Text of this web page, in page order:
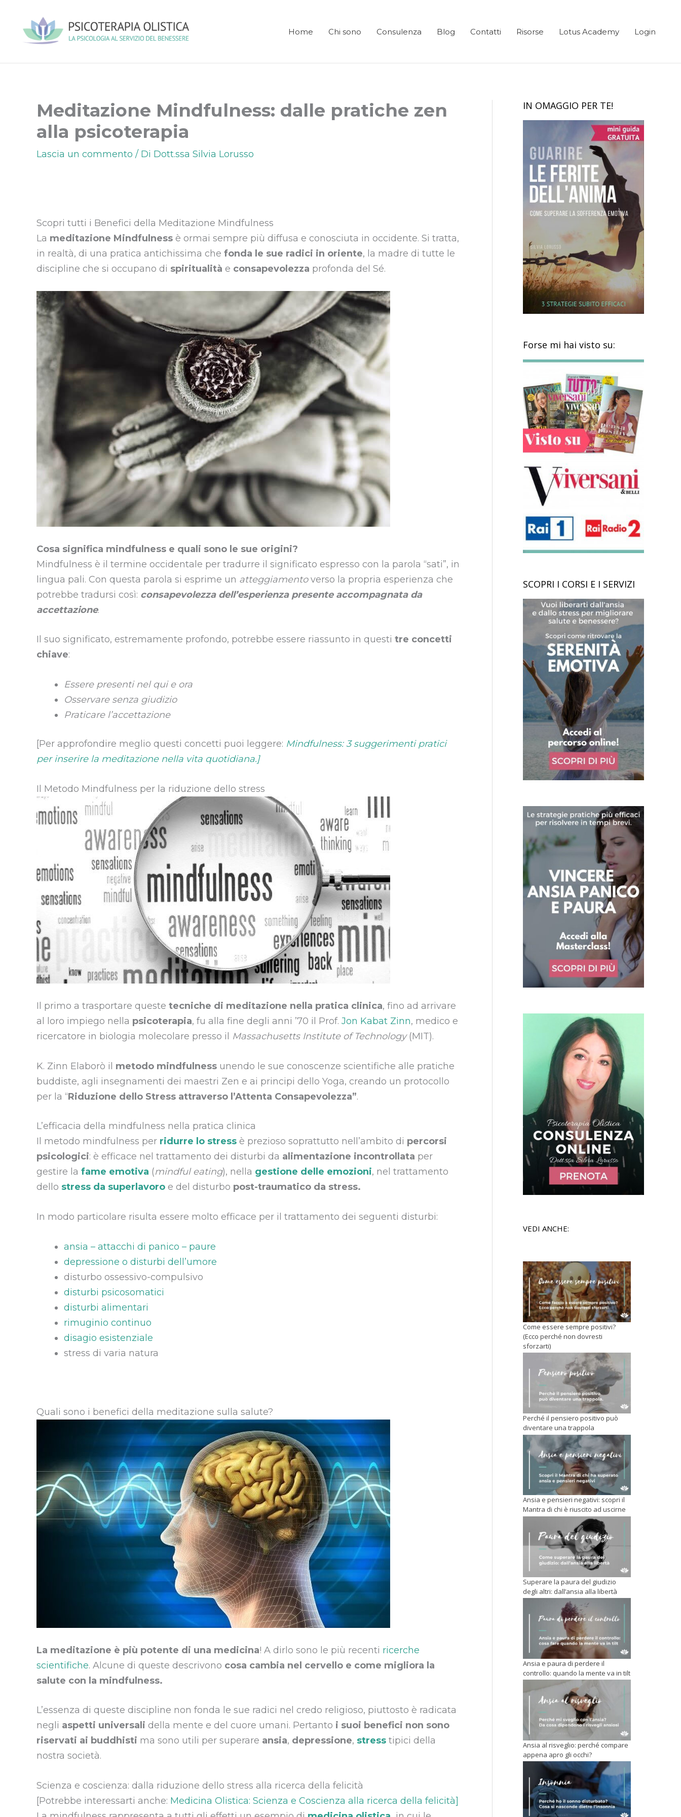
contenuto
Home Chi sono Consulenza Blog Contatti Risorse Lotus Academy Login
Meditazione Mindfulness: dalle pratiche zen
alla psicoterapia
Lascia un commento / Di Dott.ssa Silvia Lorusso
Scopri tutti i Benefici della Meditazione Mindfulness
La meditazione Mindfulness è ormai sempre più diffusa e conosciuta in occidente. Si tratta,
in realtà, di una pratica antichissima che fonda le sue radici in oriente, la madre di tutte le
discipline che si occupano di spiritualità e consapevolezza profonda del Sé.
Cosa significa mindfulness e quali sono le sue origini?
Mindfulness è il termine occidentale per tradurre il significato espresso con la parola “sati”, in
lingua pali. Con questa parola si esprime un atteggiamentoverso la propria esperienza che
potrebbe tradursi così: consapevolezza dell’esperienza presente accompagnata da
accettazione.
Il suo significato, estremamente profondo, potrebbe essere riassunto in questi tre concetti
chiave:
Essere presenti nel qui e ora
Osservare senza giudizio
Praticare l’accettazione
[Per approfondire meglio questi concetti puoi leggere: Mindfulness: 3 suggerimenti pratici
per inserire la meditazione nella vita quotidiana.]
Il Metodo Mindfulness per la riduzione dello stress
Il primo a trasportare queste tecniche di meditazione nella pratica clinica, fino ad arrivare
al loro impiego nella psicoterapia, fu alla fine degli anni ’70 il Prof. Jon Kabat Zinn, medico e
ricercatore in biologia molecolare presso il Massachusetts Institute of Technology(MIT).
K. Zinn Elaborò il metodo mindfulness unendo le sue conoscenze scientifiche alle pratiche
buddiste, agli insegnamenti dei maestri Zen e ai principi dello Yoga, creando un protocollo
per la “Riduzione dello Stress attraverso l’Attenta Consapevolezza”.
L’efficacia della mindfulness nella pratica clinica
Il metodo mindfulness per ridurre lo stress è prezioso soprattutto nell’ambito di percorsi
psicologici: è efficace nel trattamento dei disturbi da alimentazione incontrollata per
gestire la fame emotiva (mindful eating), nella gestione delle emozioni, nel trattamento
dello stress da superlavoro e del disturbo post-traumatico da stress.
In modo particolare risulta essere molto efficace per il trattamento dei seguenti disturbi:
ansia – attacchi di panico – paure
depressione o disturbi dell’umore
disturbo ossessivo-compulsivo
disturbi psicosomatici
disturbi alimentari
rimuginio continuo
disagio esistenziale
stress di varia natura
Quali sono i benefici della meditazione sulla salute?
La meditazione è più potente di una medicina! A dirlo sono le più recenti ricerche
scientifiche. Alcune di queste descrivono cosa cambia nel cervello e come migliora la
salute con la mindfulness.
L’essenza di queste discipline non fonda le sue radici nel credo religioso, piuttosto è radicata
negli aspetti universali della mente e del cuore umani. Pertanto i suoi benefici non sono
riservati ai buddhisti ma sono utili per superare ansia, depressione, stress tipici della
nostra società.
Scienza e coscienza: dalla riduzione dello stress alla ricerca della felicità
[Potrebbe interessarti anche: Medicina Olistica: Scienza e Coscienza alla ricerca della felicità]
IN OMAGGIO PER TE!
Forse mi hai visto su:
SCOPRI I CORSI E I SERVIZI
VEDI ANCHE:
Come essere sempre positivi?
(Ecco perché non dovresti
sforzarti)
Perché il pensiero positivo può
diventare una trappola
Ansia e pensieri negativi: scopri il
Mantra di chi è riuscito ad uscirne
Superare la paura del giudizio
degli altri: dall’ansia alla libertà
Ansia e paura di perdere il
controllo: quando la mente va in tilt
Ansia al risveglio: perché compare
appena apro gli occhi?